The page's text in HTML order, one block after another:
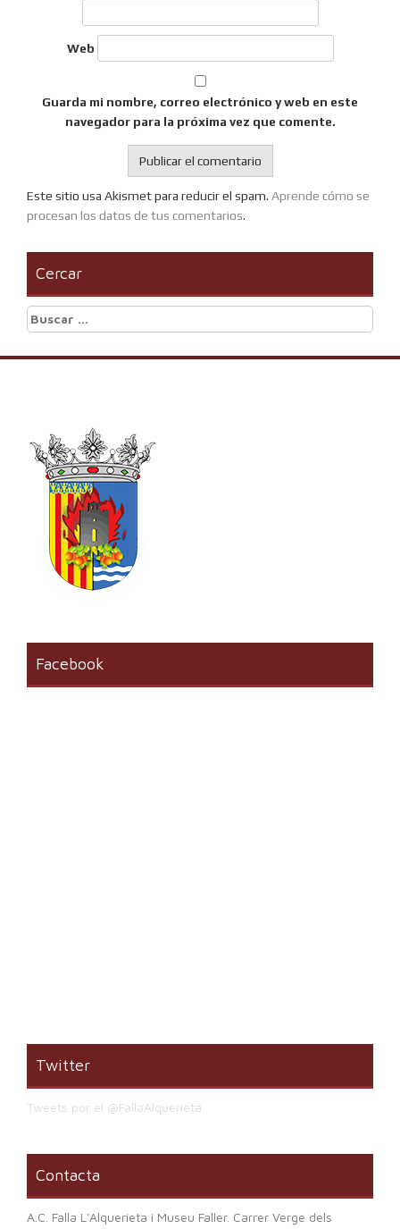
Web
Guarda mi nombre, correo electrónico y web en este
navegador para la próxima vez que comente.
Este sitio usa Akismet para reducir el spam. Aprende cómo se
procesan los datos de tus comentarios.
Cercar
Buscar:
Facebook
Twitter
Tweets por el @FallaAlquerieta.
Contacta
A.C. Falla L'Alquerieta i Museu Faller. Carrer Verge dels